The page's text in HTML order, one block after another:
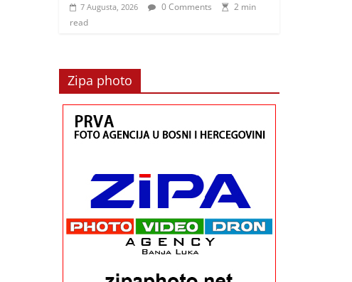
7 Augusta, 2026 0 Comments
2 min
read
Zipa photo